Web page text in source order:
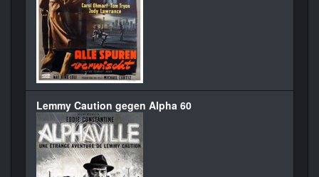
Lemmy Caution gegen Alpha 60